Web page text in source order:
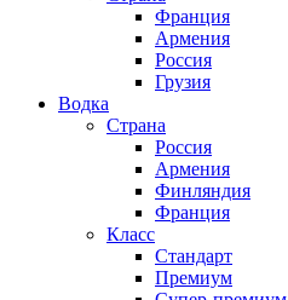
Франция
Армения
Россия
Грузия
Водка
Страна
Россия
Армения
Финляндия
Франция
Класс
Стандарт
Премиум